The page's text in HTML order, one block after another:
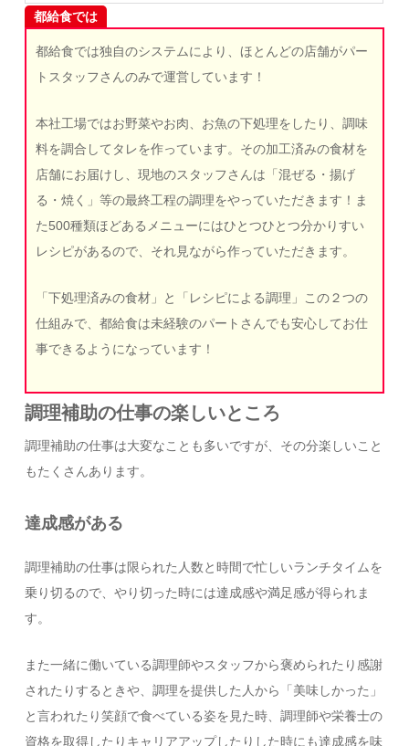
都給食では
都給食では独自のシステムにより、ほとんどの店舗がパー
トスタッフさんのみで運営しています！
本社工場ではお野菜やお肉、お魚の下処理をしたり、調味
料を調合してタレを作っています。その加工済みの食材を
店舗にお届けし、現地のスタッフさんは「混ぜる・揚げ
る・焼く」等の最終工程の調理をやっていただきます！ま
た500種類ほどあるメニューにはひとつひとつ分かりすい
レシピがあるので、それ見ながら作っていただきます。
「下処理済みの食材」と「レシピによる調理」この２つの
仕組みで、都給食は未経験のパートさんでも安心してお仕
事できるようになっています！
調理補助の仕事の楽しいところ
調理補助の仕事は大変なことも多いですが、その分楽しいこと
もたくさんあります。
達成感がある
調理補助の仕事は限られた人数と時間で忙しいランチタイムを
乗り切るので、やり切った時には達成感や満足感が得られま
す。
また一緒に働いている調理師やスタッフから褒められたり感謝
されたりするときや、調理を提供した人から「美味しかった」
と言われたり笑顔で食べている姿を見た時、調理師や栄養士の
資格を取得したりキャリアアップしたりした時にも達成感を味